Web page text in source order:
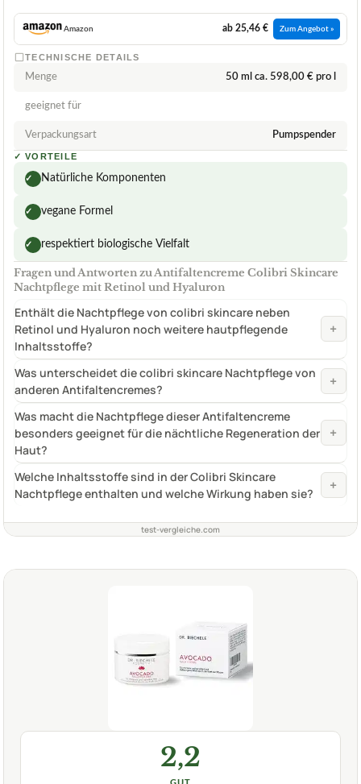
Amazon ab 25,46 € Zum Angebot »
TECHNISCHE DETAILS
Menge 50 ml ca. 598,00 € pro l
geeignet für
Verpackungsart Pumpspender
✓ VORTEILE
✓ Natürliche Komponenten
✓ vegane Formel
✓ respektiert biologische Vielfalt
Fragen und Antworten zu Antifaltencreme Colibri Skincare
Nachtpflege mit Retinol und Hyaluron
Enthält die Nachtpflege von colibri skincare neben
Retinol und Hyaluron noch weitere hautpflegende
Inhaltsstoffe?
+
Was unterscheidet die colibri skincare Nachtpflege von
anderen Antifaltencremes?
+
Was macht die Nachtpflege dieser Antifaltencreme
besonders geeignet für die nächtliche Regeneration der
Haut?
+
Welche Inhaltsstoffe sind in der Colibri Skincare
Nachtpflege enthalten und welche Wirkung haben sie?
+
test-vergleiche.com
2,2